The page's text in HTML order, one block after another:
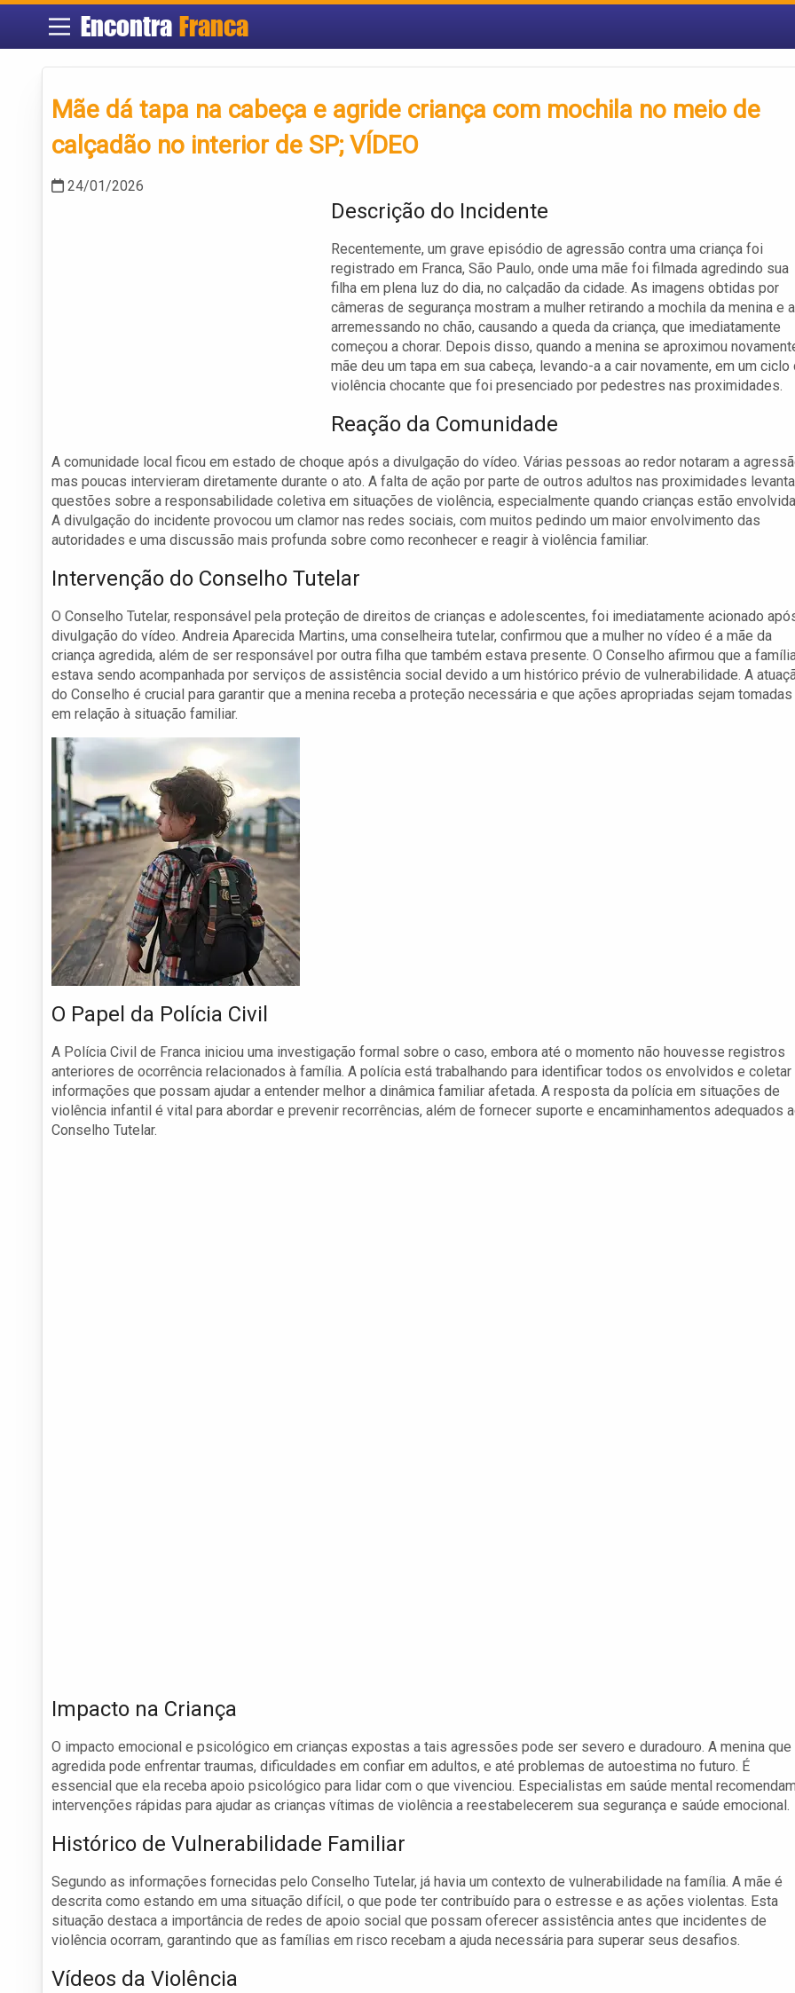
Encontra Franca
Mãe dá tapa na cabeça e agride criança com mochila no meio de
calçadão no interior de SP; VÍDEO
24/01/2026
Descrição do Incidente
Recentemente, um grave episódio de agressão contra uma criança foi
registrado em Franca, São Paulo, onde uma mãe foi filmada agredindo sua
filha em plena luz do dia, no calçadão da cidade. As imagens obtidas por
câmeras de segurança mostram a mulher retirando a mochila da menina e a
arremessando no chão, causando a queda da criança, que imediatamente
começou a chorar. Depois disso, quando a menina se aproximou
mãe deu um tapa em sua cabeça, levando-a a cair novamente, em um ciclo
violência chocante que foi presenciado por pedestres nas proximidades.
Reação da Comunidade
A comunidade local ficou em estado de choque após a divulgação do vídeo. Várias pessoas ao redor notaram a
mas poucas intervieram diretamente durante o ato. A falta de ação por parte de outros adultos nas proximidades levanta
questões sobre a responsabilidade coletiva em situações de violência, especialmente quando crianças estão
A divulgação do incidente provocou um clamor nas redes sociais, com muitos pedindo um maior envolvimento das
autoridades e uma discussão mais profunda sobre como reconhecer e reagir à violência familiar.
Intervenção do Conselho Tutelar
O Conselho Tutelar, responsável pela proteção de direitos de crianças e adolescentes, foi imediatamente acionado
divulgação do vídeo. Andreia Aparecida Martins, uma conselheira tutelar, confirmou que a mulher no vídeo é a mãe da
criança agredida, além de ser responsável por outra filha que também estava presente. O Conselho afirmou que a
estava sendo acompanhada por serviços de assistência social devido a um histórico prévio de vulnerabilidade. A
do Conselho é crucial para garantir que a menina receba a proteção necessária e que ações apropriadas sejam tomadas
em relação à situação familiar.
O Papel da Polícia Civil
A Polícia Civil de Franca iniciou uma investigação formal sobre o caso, embora até o momento não houvesse registros
anteriores de ocorrência relacionados à família. A polícia está trabalhando para identificar todos os envolvidos e coletar
informações que possam ajudar a entender melhor a dinâmica familiar afetada. A resposta da polícia em situações de
violência infantil é vital para abordar e prevenir recorrências, além de fornecer suporte e encaminhamentos adequados
Conselho Tutelar.
Impacto na Criança
O impacto emocional e psicológico em crianças expostas a tais agressões pode ser severo e duradouro. A menina
agredida pode enfrentar traumas, dificuldades em confiar em adultos, e até problemas de autoestima no futuro. É
essencial que ela receba apoio psicológico para lidar com o que vivenciou. Especialistas em saúde mental
intervenções rápidas para ajudar as crianças vítimas de violência a reestabelecerem sua segurança e saúde emocional.
Histórico de Vulnerabilidade Familiar
Segundo as informações fornecidas pelo Conselho Tutelar, já havia um contexto de vulnerabilidade na família. A mãe é
descrita como estando em uma situação difícil, o que pode ter contribuído para o estresse e as ações violentas. Esta
situação destaca a importância de redes de apoio social que possam oferecer assistência antes que incidentes de
violência ocorram, garantindo que as famílias em risco recebam a ajuda necessária para superar seus desafios.
Vídeos da Violência